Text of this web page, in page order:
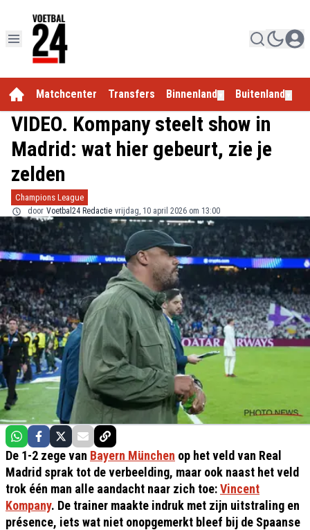
Matchcenter Transfers Binnenland Buitenland
VIDEO. Kompany steelt show in
Madrid: wat hier gebeurt, zie je
zelden
Champions League
door Voetbal24 Redactie vrijdag, 10 april 2026 om 13:00
De 1-2 zege van Bayern München op het veld van Real
Madrid sprak tot de verbeelding, maar ook naast het veld
trok één man alle aandacht naar zich toe:Vincent
Kompany. De trainer maakte indruk met zijn uitstraling en
présence, iets wat niet onopgemerkt bleef bij de Spaanse